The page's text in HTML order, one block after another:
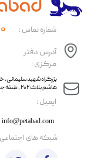
​ایمیل :
آدرس دفتر
مرکزی :
info@petabad.com
​​بزرگراه شهید سلیمانی،
هاشم پلاک ۲۰۲ ، طبقه چهارم، واحد ۴۳
شماره تماس :
​شبکه های